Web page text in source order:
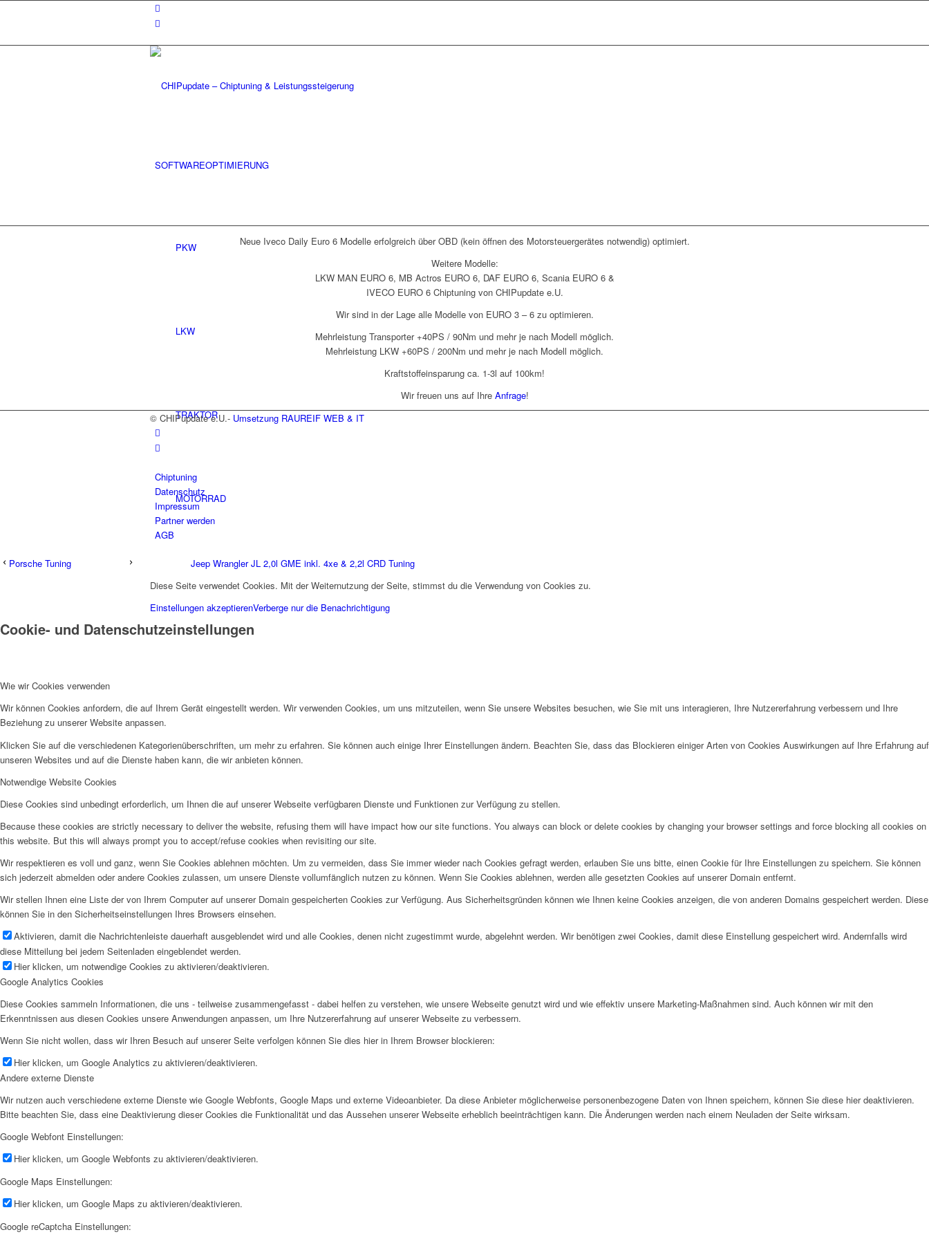
SOFTWAREOPTIMIERUNG
PKW
LKW
TRAKTOR
MOTORRAD
WOHNMOBIL
ECO OPTIMIERUNG
AGR, DPF & ADBLUE PROBLEME BEHEBEN
GARANTIE
Menü
Neue Iveco Daily Euro 6 Modelle erfolgreich über OBD (kein öffnen des Motorsteuergerätes notwendig) optimiert.
Weitere Modelle:
LKW MAN EURO 6, MB Actros EURO 6, DAF EURO 6, Scania EURO 6 &
IVECO EURO 6 Chiptuning von CHIPupdate e.U.
Wir sind in der Lage alle Modelle von EURO 3 – 6 zu optimieren.
Mehrleistung Transporter +40PS / 90Nm und mehr je nach Modell möglich.
Mehrleistung LKW +60PS / 200Nm und mehr je nach Modell möglich.
Kraftstoffeinsparung ca. 1-3l auf 100km!
Wir freuen uns auf Ihre Anfrage!
© CHIPupdate e.U.- Umsetzung RAUREIF WEB & IT
Chiptuning
Datenschutz
Impressum
Partner werden
AGB
Porsche Tuning
Jeep Wrangler JL 2,0l GME inkl. 4xe & 2,2l CRD Tuning
Diese Seite verwendet Cookies. Mit der Weiternutzung der Seite, stimmst du die Verwendung von Cookies zu.
Einstellungen akzeptierenVerberge nur die Benachrichtigung
Cookie- und Datenschutzeinstellungen
Wie wir Cookies verwenden
Wir können Cookies anfordern, die auf Ihrem Gerät eingestellt werden. Wir verwenden Cookies, um uns mitzuteilen, wenn Sie unsere Websites besuchen, wie Sie mit uns interagieren, Ihre Nutzererfahrung verbessern und Ihre
Beziehung zu unserer Website anpassen.
Klicken Sie auf die verschiedenen Kategorienüberschriften, um mehr zu erfahren. Sie können auch einige Ihrer Einstellungen ändern. Beachten Sie, dass das Blockieren einiger Arten von Cookies Auswirkungen auf Ihre Erfahrung auf
unseren Websites und auf die Dienste haben kann, die wir anbieten können.
Notwendige Website Cookies
Diese Cookies sind unbedingt erforderlich, um Ihnen die auf unserer Webseite verfügbaren Dienste und Funktionen zur Verfügung zu stellen.
Because these cookies are strictly necessary to deliver the website, refusing them will have impact how our site functions. You always can block or delete cookies by changing your browser settings and force blocking all cookies on
this website. But this will always prompt you to accept/refuse cookies when revisiting our site.
Wir respektieren es voll und ganz, wenn Sie Cookies ablehnen möchten. Um zu vermeiden, dass Sie immer wieder nach Cookies gefragt werden, erlauben Sie uns bitte, einen Cookie für Ihre Einstellungen zu speichern. Sie können
sich jederzeit abmelden oder andere Cookies zulassen, um unsere Dienste vollumfänglich nutzen zu können. Wenn Sie Cookies ablehnen, werden alle gesetzten Cookies auf unserer Domain entfernt.
Wir stellen Ihnen eine Liste der von Ihrem Computer auf unserer Domain gespeicherten Cookies zur Verfügung. Aus Sicherheitsgründen können wie Ihnen keine Cookies anzeigen, die von anderen Domains gespeichert werden. Diese
können Sie in den Sicherheitseinstellungen Ihres Browsers einsehen.
Aktivieren, damit die Nachrichtenleiste dauerhaft ausgeblendet wird und alle Cookies, denen nicht zugestimmt wurde, abgelehnt werden. Wir benötigen zwei Cookies, damit diese Einstellung gespeichert wird. Andernfalls wird
diese Mitteilung bei jedem Seitenladen eingeblendet werden.
Hier klicken, um notwendige Cookies zu aktivieren/deaktivieren.
Google Analytics Cookies
Diese Cookies sammeln Informationen, die uns - teilweise zusammengefasst - dabei helfen zu verstehen, wie unsere Webseite genutzt wird und wie effektiv unsere Marketing-Maßnahmen sind. Auch können wir mit den
Erkenntnissen aus diesen Cookies unsere Anwendungen anpassen, um Ihre Nutzererfahrung auf unserer Webseite zu verbessern.
Wenn Sie nicht wollen, dass wir Ihren Besuch auf unserer Seite verfolgen können Sie dies hier in Ihrem Browser blockieren:
Hier klicken, um Google Analytics zu aktivieren/deaktivieren.
Andere externe Dienste
Wir nutzen auch verschiedene externe Dienste wie Google Webfonts, Google Maps und externe Videoanbieter. Da diese Anbieter möglicherweise personenbezogene Daten von Ihnen speichern, können Sie diese hier deaktivieren.
Bitte beachten Sie, dass eine Deaktivierung dieser Cookies die Funktionalität und das Aussehen unserer Webseite erheblich beeinträchtigen kann. Die Änderungen werden nach einem Neuladen der Seite wirksam.
Google Webfont Einstellungen:
Hier klicken, um Google Webfonts zu aktivieren/deaktivieren.
Google Maps Einstellungen:
Hier klicken, um Google Maps zu aktivieren/deaktivieren.
Google reCaptcha Einstellungen: